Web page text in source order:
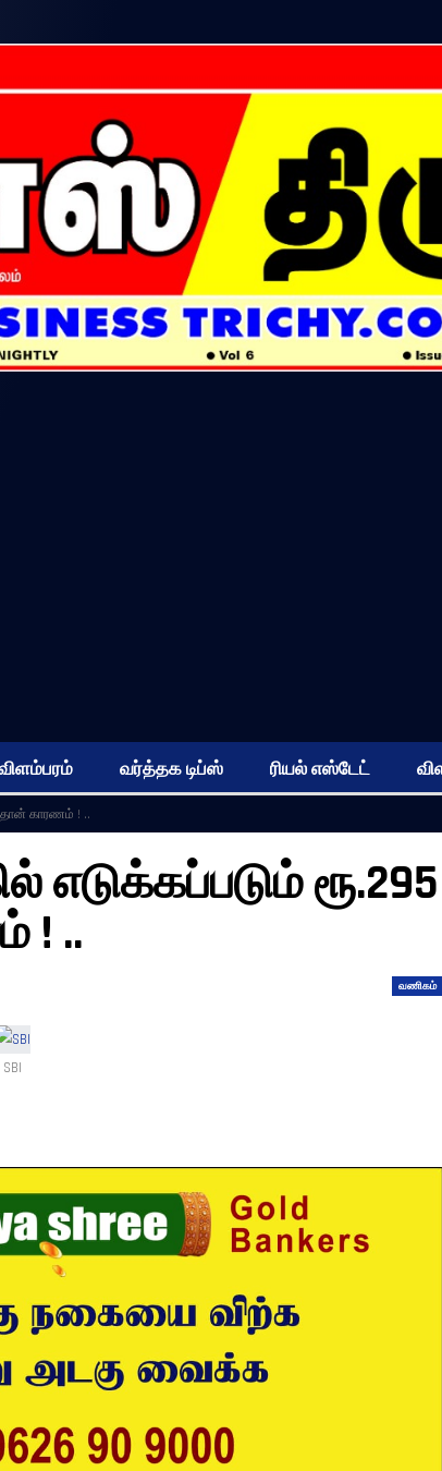
வர்த்தக டிப்ஸ் ரியல் எஸ்டேட்
தான் காரணம் ! ..
ரூ.295
! ..
வணிகம்
SBI